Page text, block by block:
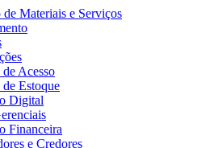
de Materiais e Serviços
Acesso
Estoque
Digital
Financeira
e Credores